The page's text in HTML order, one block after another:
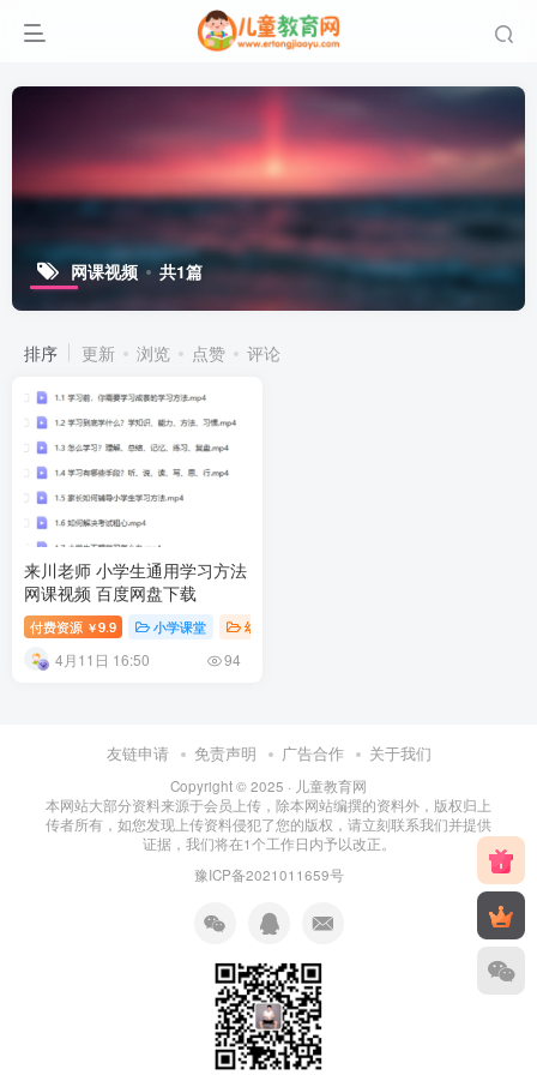
网课视频 共1篇
排序 更新 浏览 点赞 评论
来川老师 小学生通用学习方法
网课视频 百度网盘下载
付费资源 ￥9.9 小学课堂 幼儿早教
4月11日 16:50 94
友链申请 免责声明 广告合作 关于我们
Copyright © 2025 · 儿童教育网
本网站大部分资料来源于会员上传，除本网站编撰的资料外，版权归上
传者所有，如您发现上传资料侵犯了您的版权，请立刻联系我们并提供
证据，我们将在1个工作日内予以改正。
豫ICP备2021011659号